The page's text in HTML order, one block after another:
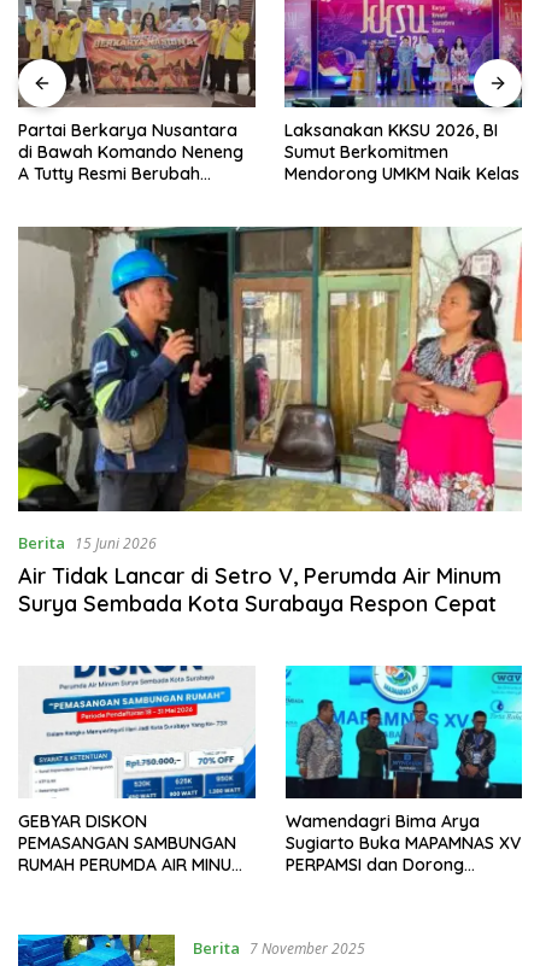
Partai Berkarya Nusantara
di Bawah Komando Neneng
A Tutty Resmi Berubah
Laksanakan KKSU 2026, BI
Sumut Berkomitmen
Mendorong UMKM Naik Kelas
Berita 15 Juni 2026
Air Tidak Lancar di Setro V, Perumda Air Minum
Surya Sembada Kota Surabaya Respon Cepat
GEBYAR DISKON
PEMASANGAN SAMBUNGAN
RUMAH PERUMDA AIR MINUM
Wamendagri Bima Arya
Sugiarto Buka MAPAMNAS XV
PERPAMSI dan Dorong
Berita 7 November 2025